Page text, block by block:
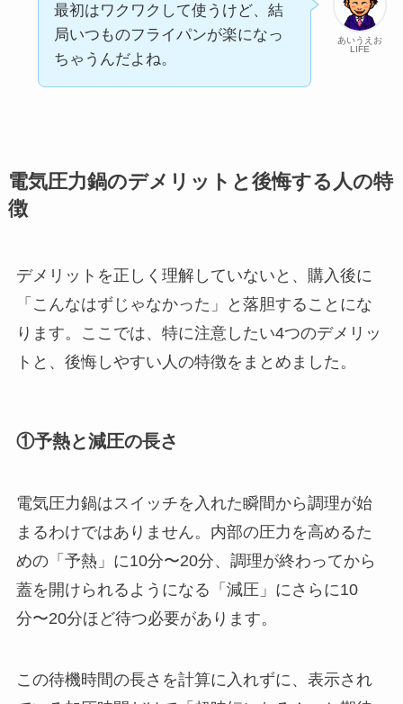
あいうえお
LIFE
最初はワクワクして使うけど、結
局いつものフライパンが楽になっ
ちゃうんだよね。
電気圧力鍋のデメリットと後悔する人の特
徴
デメリットを正しく理解していないと、購入後に
「こんなはずじゃなかった」と落胆することにな
ります。ここでは、特に注意したい4つのデメリッ
トと、後悔しやすい人の特徴をまとめました。
①予熱と減圧の長さ
電気圧力鍋はスイッチを入れた瞬間から調理が始
まるわけではありません。内部の圧力を高めるた
めの「予熱」に10分〜20分、調理が終わってから
蓋を開けられるようになる「減圧」にさらに10
分〜20分ほど待つ必要があります。
この待機時間の長さを計算に入れずに、表示され